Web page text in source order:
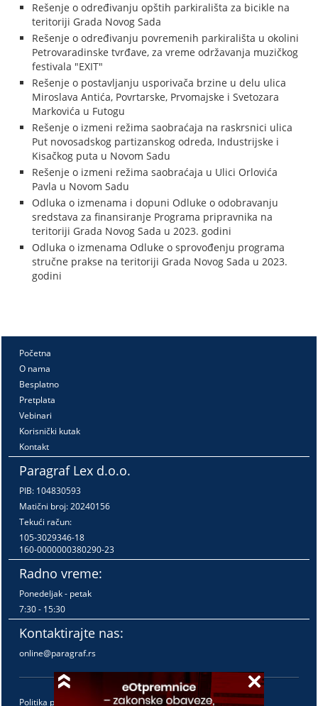
Rešenje o određivanju opštih parkirališta za bicikle na
teritoriji Grada Novog Sada
Rešenje o određivanju povremenih parkirališta u okolini
Petrovaradinske tvrđave, za vreme održavanja muzičkog
festivala "EXIT"
Rešenje o postavljanju usporivača brzine u delu ulica
Miroslava Antića, Povrtarske, Prvomajske i Svetozara
Markovića u Futogu
Rešenje o izmeni režima saobraćaja na raskrsnici ulica
Put novosadskog partizanskog odreda, Industrijske i
Kisačkog puta u Novom Sadu
Rešenje o izmeni režima saobraćaja u Ulici Orlovića
Pavla u Novom Sadu
Odluka o izmenama i dopuni Odluke o odobravanju
sredstava za finansiranje Programa pripravnika na
teritoriji Grada Novog Sada u 2023. godini
Odluka o izmenama Odluke o sprovođenju programa
stručne prakse na teritoriji Grada Novog Sada u 2023.
godini
Početna
O nama
Besplatno
Pretplata
Vebinari
Korisnički kutak
Kontakt
Paragraf Lex d.o.o.
PIB: 104830593
Matični broj: 20240156
Tekući račun:
105-3029346-18
160-0000000380290-23
Radno vreme:
Ponedeljak - petak
7:30 - 15:30
Kontaktirajte nas:
online@paragraf.rs
Politika privatnosti